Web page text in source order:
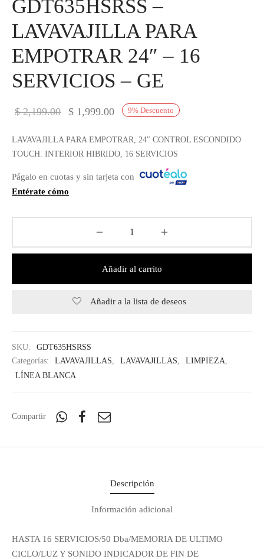
GDT635HSRSS –
LAVAVAJILLA PARA
EMPOTRAR 24″ – 16
SERVICIOS – GE
9% Descuento
$2,199.00
El precio
$ 1,999.00 El precio
$ 1,999.00.
LAVAVAJILLA PARA EMPOTRAR, 24″ CONTROL ESCONDIDO
TOUCH. INTERIOR HIBRIDO, 16 SERVICIOS
Págalo en cuotas y sin tarjeta con
Entérate cómo
Añadir al carrito
Añadir a la lista de deseos
SKU:
GDT635HSRSS
Categorías:
LAVAVAJILLAS, LAVAVAJILLAS, LIMPIEZA,
LÍNEA BLANCA
Compartir
Descripción
Información adicional
HASTA 16 SERVICIOS/50 Dba/MEMORIA DE ULTIMO
CICLO/LUZ Y SONIDO INDICADOR DE FIN DE